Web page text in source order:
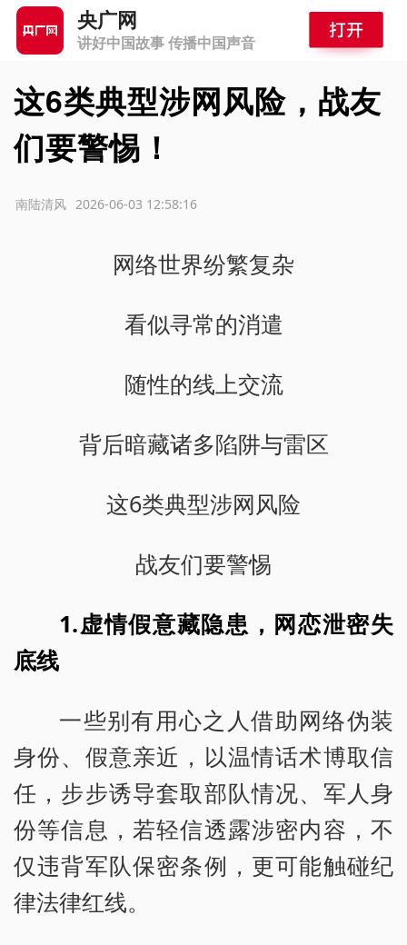
央广网
讲好中国故事 传播中国声音
这6类典型涉网风险，战友
们要警惕！
2026-06-03 12:58:16
南陆清风
网络世界纷繁复杂
看似寻常的消遣
随性的线上交流
背后暗藏诸多陷阱与雷区
这6类典型涉网风险
战友们要警惕
1.虚情假意藏隐患，网恋泄密失
底线
一些别有用心之人借助网络伪装
身份、假意亲近，以温情话术博取信
任，步步诱导套取部队情况、军人身
份等信息，若轻信透露涉密内容，不
仅违背军队保密条例，更可能触碰纪
律法律红线。